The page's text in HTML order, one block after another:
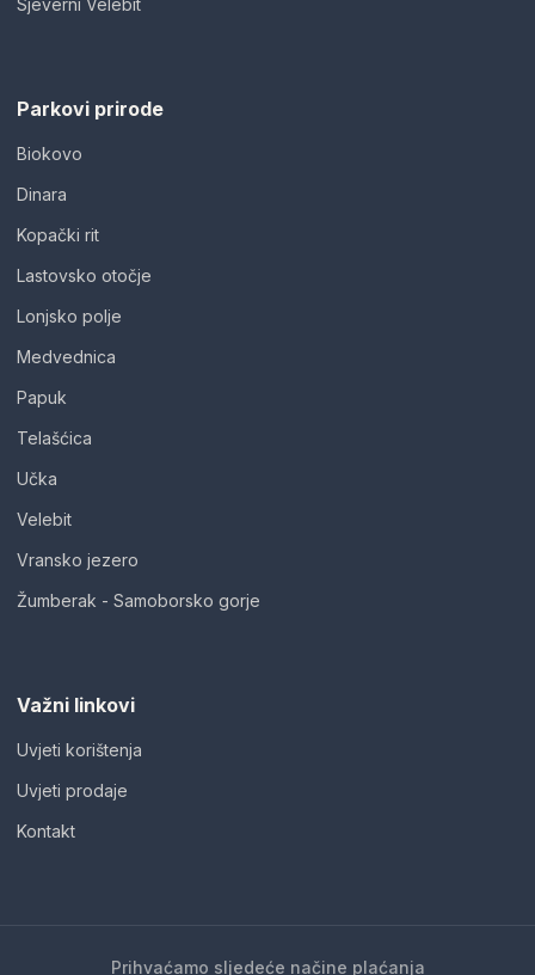
Sjeverni Velebit
Parkovi prirode
Biokovo
Dinara
Kopački rit
Lastovsko otočje
Lonjsko polje
Medvednica
Papuk
Telašćica
Učka
Velebit
Vransko jezero
Žumberak - Samoborsko gorje
Važni linkovi
Uvjeti korištenja
Uvjeti prodaje
Kontakt
Prihvaćamo sljedeće načine plaćanja